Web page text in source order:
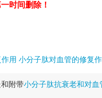
时间删除！
用 小分子肽对血管的修复
附带小分子肽抗衰老和对血